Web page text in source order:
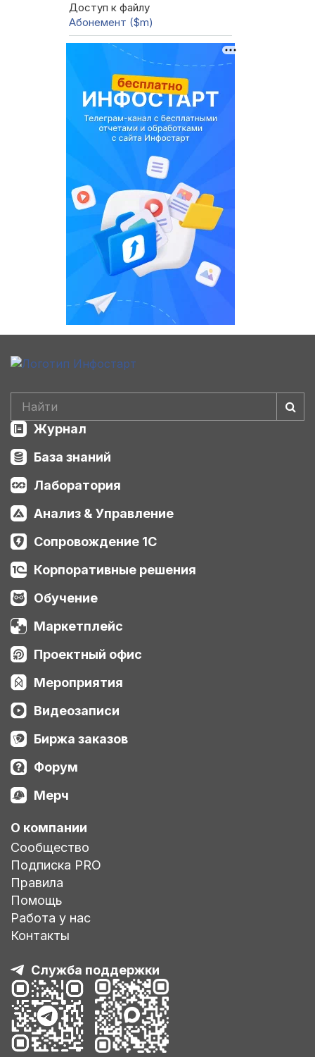
Доступ к файлу
Абонемент ($m)
Журнал
База знаний
Лаборатория
Анализ & Управление
Сопровождение 1С
Корпоративные решения
Обучение
Маркетплейс
Проектный офис
Мероприятия
Видеозаписи
Биржа заказов
Форум
Мерч
О компании
Сообщество
Подписка PRO
Правила
Помощь
Работа у нас
Контакты
Служба поддержки